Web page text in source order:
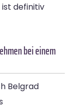
ist definitiv
bei einem
Belgrad